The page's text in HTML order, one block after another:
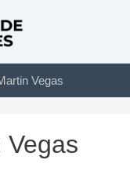
Vegas
Vegas